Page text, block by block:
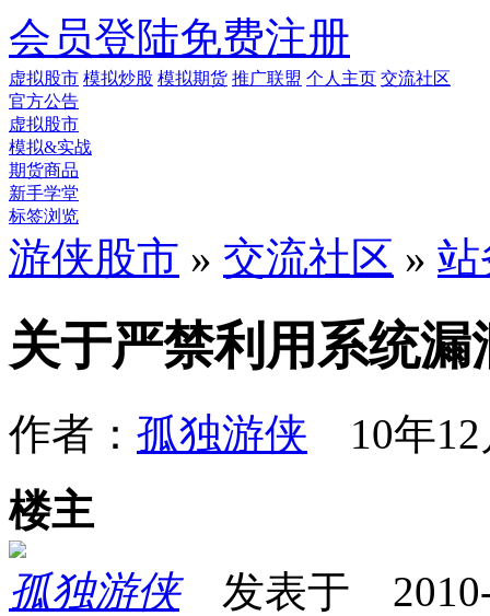
会员登陆免费注册
虚拟股市 模拟炒股 模拟期货 推广联盟 个人主页 交流社区
官方公告
虚拟股市
模拟&实战
期货商品
新手学堂
标签浏览
游侠股市 » 交流社区 » 站
关于严禁利用系统
作者： 孤独游侠 10年12
楼主
孤独游侠发表于 2010-